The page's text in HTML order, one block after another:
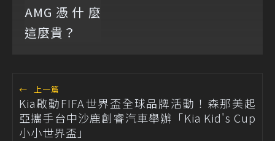
← 上一篇
Kia啟動FIFA世界盃全球品牌活動！森那美起
亞攜手台中沙鹿創睿汽車舉辦「Kia Kid's Cup
小小世界盃」